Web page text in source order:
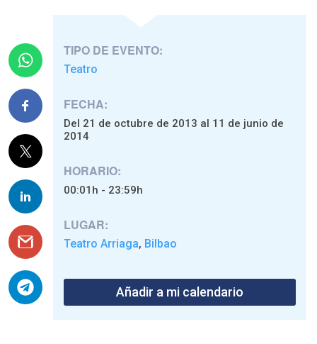
TIPO DE EVENTO:
Teatro
FECHA:
Del 21 de octubre de 2013 al 11 de junio de
2014
HORARIO:
00:01h - 23:59h
LUGAR:
Teatro Arriaga, Bilbao
Añadir a mi calendario